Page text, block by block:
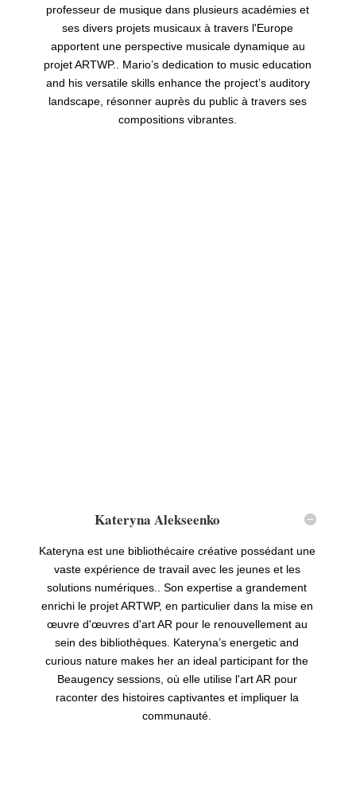
professeur de musique dans plusieurs académies et
ses divers projets musicaux à travers l'Europe
apportent une perspective musicale dynamique au
projet ARTWP.. Mario’s dedication to music education
and his versatile skills enhance the project’s auditory
landscape , résonner auprès du public à travers ses
compositions vibrantes.
Kateryna Alekseenko
Kateryna est une bibliothécaire créative possédant une
vaste expérience de travail avec les jeunes et les
solutions numériques.. Son expertise a grandement
enrichi le projet ARTWP, en particulier dans la mise en
œuvre d'œuvres d'art AR pour le renouvellement au
sein des bibliothèques. Kateryna’s energetic and
curious nature makes her an ideal participant for the
Beaugency sessions, où elle utilise l'art AR pour
raconter des histoires captivantes et impliquer la
communauté.